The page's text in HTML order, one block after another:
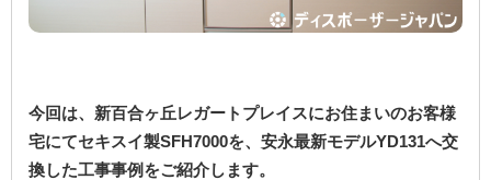
今回は、新百合ヶ丘レガートプレイスにお住まいのお客様
宅にてセキスイ製SFH7000を、安永最新モデルYD131へ交
換した工事事例をご紹介します。